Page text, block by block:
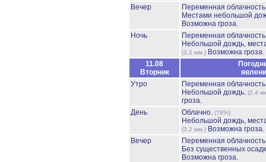
Вечер
Переменная
Местами небольшой
Возможна гроза.
Ночь
Переменная
Небольшой дождь,
(3.2 мм.) Возможна гроза.
11.08
Вторник
Утро
Переменная
Небольшой дождь. (2.4
гроза.
День
Облачно. (78%)
Небольшой дождь,
(3.2 мм.) Возможна гроза.
Вечер
Переменная
Без существенных
Возможна гроза.